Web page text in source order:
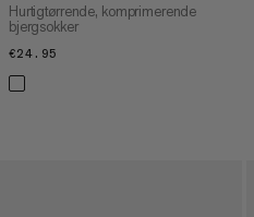
Hurtigtørrende, komprimerende
bjergsokker
€24.95